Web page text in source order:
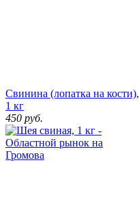
Свинина (лопатка на кости),
1 кг
450 руб.